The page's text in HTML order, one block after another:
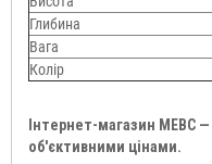
Глибина
Вага
Колір
Інтернет-магазин МЕВС
об'єктивними цінами.